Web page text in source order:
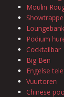
Moulin
Podium
Cocktailbar
Big Ben
Engelse
Vuurtoren
Chinese